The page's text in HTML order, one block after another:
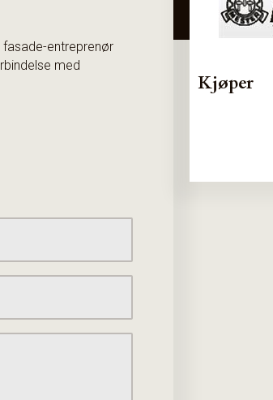
entreprenør
med
Kjøper